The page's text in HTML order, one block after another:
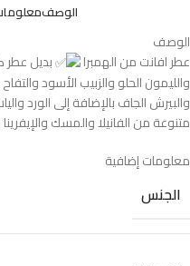
الوصف
الوصف
عطر افانت من الهمبرا
بديل عطر
والليمون الحلو والزبيب الأسود
والبيرش الجاف بالإضافة إلى الورد
متنوعة من الفانيلا والمسك والإيفرينا
معلومات إضافية
الجنس